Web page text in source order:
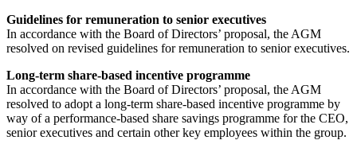
Guidelines for remuneration to senior executives
In accordance with the Board of Directors’ proposal, the AGM
resolved on revised guidelines for remuneration to senior executives.
Long-term share-based incentive programme
In accordance with the Board of Directors’ proposal, the AGM
resolved to adopt a long-term share-based incentive programme by
way of a performance-based share savings programme for the CEO,
senior executives and certain other key employees within the group.